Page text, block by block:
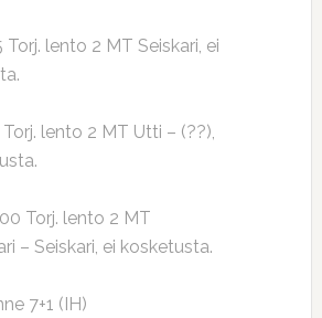
Torj. lento 2 MT Seiskari, ei
Torj. lento 2 MT Utti – (??),
Torj. lento 2 MT
– Seiskari, ei kosketusta.
7+1 (IH)